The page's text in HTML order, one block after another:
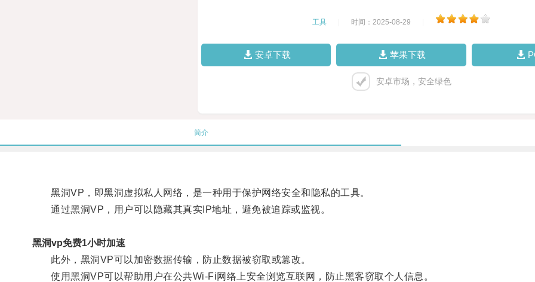
工具 时间：2025-08-29
安卓下载 苹果下载
安卓市场，安全绿色
简介
黑洞VP，即黑洞虚拟私人网络，是一种用于保护网络安全和隐私的工具。
通过黑洞VP，用户可以隐藏其真实IP地址，避免被追踪或监视。
黑洞vp免费1小时加速
此外，黑洞VP可以加密数据传输，防止数据被窃取或篡改。
使用黑洞VP可以帮助用户在公共Wi-Fi网络上安全浏览互联网，防止黑客窃取个人信息。